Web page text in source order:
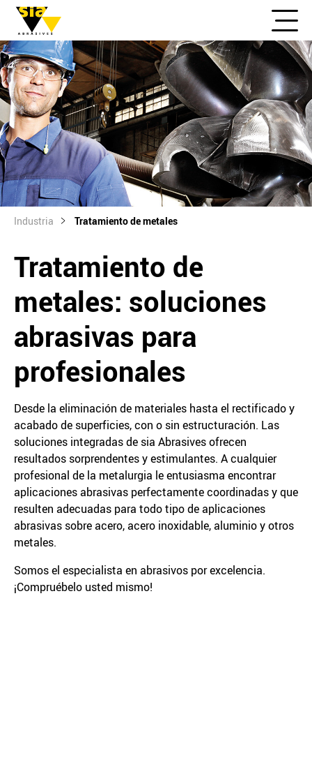
Industria Tratamiento de metales
Tratamiento de
metales: soluciones
abrasivas para
profesionales
Desde la eliminación de materiales hasta el rectificado y
acabado de superficies, con o sin estructuración. Las
soluciones integradas de sia Abrasives ofrecen
resultados sorprendentes y estimulantes. A cualquier
profesional de la metalurgia le entusiasma encontrar
aplicaciones abrasivas perfectamente coordinadas y que
resulten adecuadas para todo tipo de aplicaciones
abrasivas sobre acero, acero inoxidable, aluminio y otros
metales.
Somos el especialista en abrasivos por excelencia.
¡Compruébelo usted mismo!